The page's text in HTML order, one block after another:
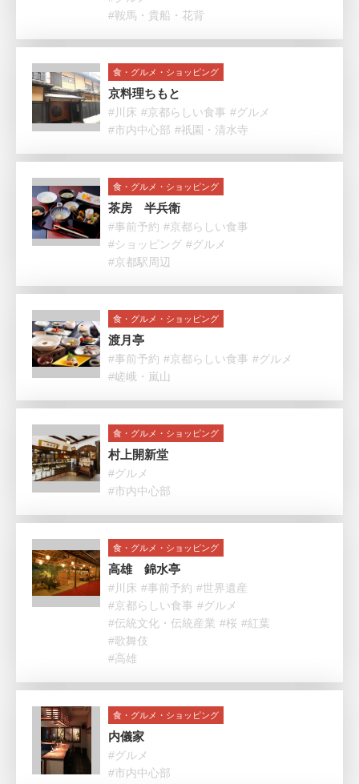
#鞍馬・貴船・花背
食・グルメ・ショッピング
京料理ちもと
#川床 #京都らしい食事 #グルメ
#市内中心部 #祇園・清水寺
食・グルメ・ショッピング
茶房 半兵衛
#事前予約 #京都らしい食事
#ショッピング #グルメ
#京都駅周辺
食・グルメ・ショッピング
渡月亭
#事前予約 #京都らしい食事 #グルメ
#嵯峨・嵐山
食・グルメ・ショッピング
村上開新堂
#グルメ
#市内中心部
食・グルメ・ショッピング
高雄 錦水亭
#川床 #事前予約 #世界遺産
#京都らしい食事 #グルメ
#伝統文化・伝統産業 #桜 #紅葉
#歌舞伎
#高雄
食・グルメ・ショッピング
内儀家
#グルメ
#市内中心部